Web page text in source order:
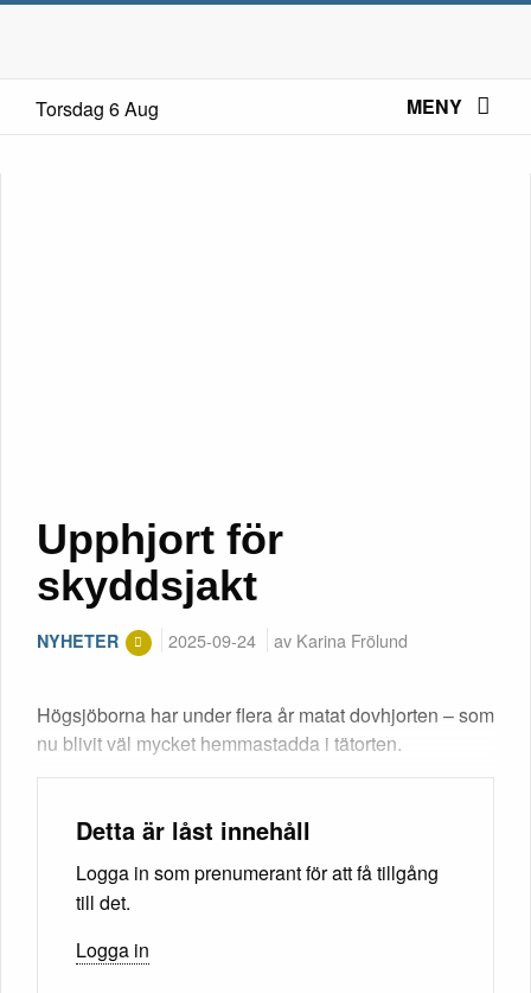
Torsdag 6 Aug MENY
Upphjort för
skyddsjakt
NYHETER 2025-09-24 av Karina Frölund
Högsjöborna har under flera år matat dovhjorten – som
nu blivit väl mycket hemmastadda i tätorten.
Detta är låst innehåll
Logga in som prenumerant för att få tillgång
till det.
Logga in